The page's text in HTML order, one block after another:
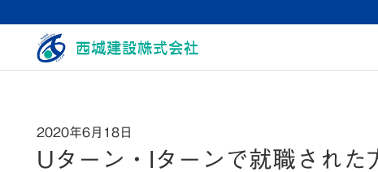
2020年6月18日
Uターン・Iターンで就職された